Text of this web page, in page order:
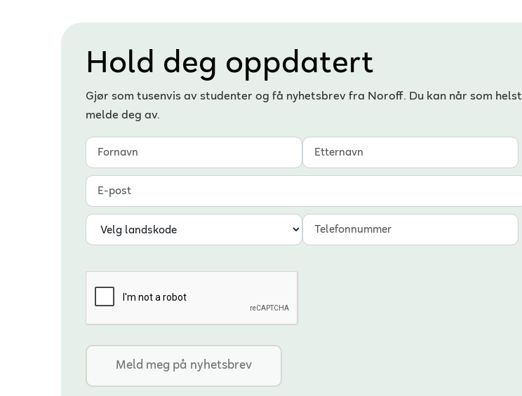
Hold deg oppdatert
Gjør som tusenvis av studenter og få nyhetsbrev fra Noroff. Du kan når som helst
melde deg av.
Fornavn
Etternavn
E-post
Landskode
Telefonnummer